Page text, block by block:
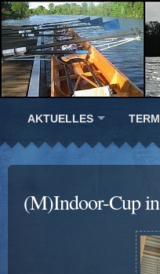
AKTUELLES
(M)Indoor-Cup